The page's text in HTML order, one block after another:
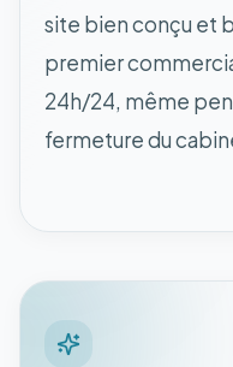
site bien conçu et
premier
24h/24, même
fermeture du